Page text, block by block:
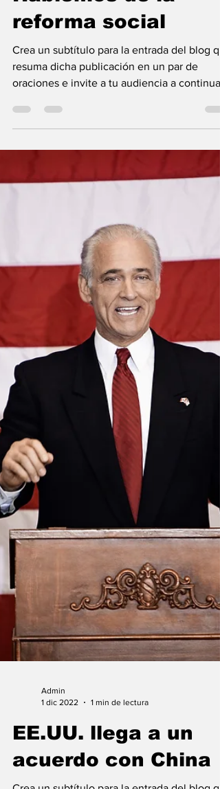
Admin
1 dic 2022
1 min de lectura
Hablemos de la
reforma social
oraciones e invite a tu audiencia a